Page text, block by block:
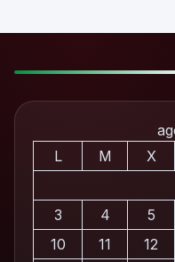
L
M X
3
4 5
10
11 12